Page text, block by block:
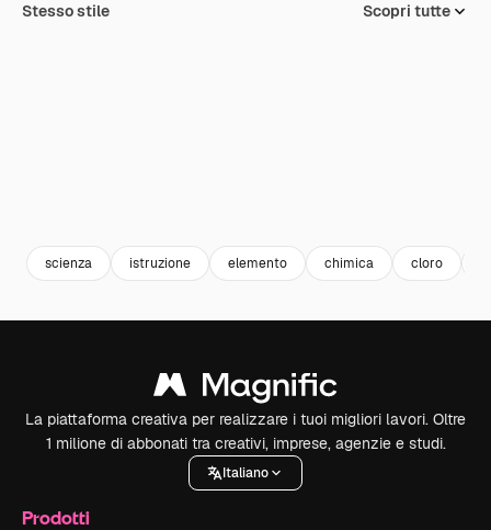
Stesso stile Scopri tutte
scienza istruzione elemento chimica cloro
La piattaforma creativa per realizzare i tuoi migliori lavori. Oltre
1 milione di abbonati tra creativi, imprese, agenzie e studi.
Italiano
Prodotti